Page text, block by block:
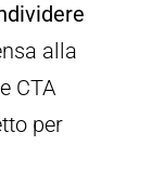
alla
CTA
per